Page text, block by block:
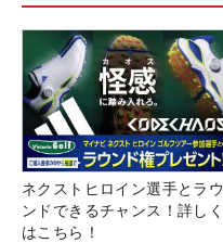
ネクストヒロイン選手とラウ
ンドできるチャンス！詳しく
はこちら！